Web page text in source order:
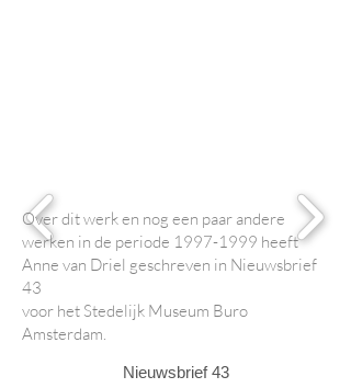
Over dit werk en nog een paar andere
werken in de periode 1997-1999 heeft
Anne van Driel geschreven in Nieuwsbrief
43
voor het Stedelijk Museum Buro
Amsterdam.
Nieuwsbrief 43